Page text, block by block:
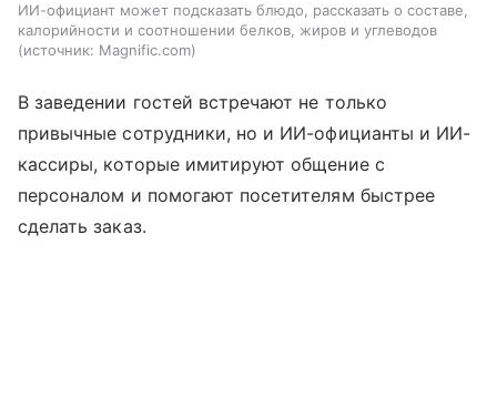
ИИ-официант может подсказать блюдо, рассказать о составе,
калорийности и соотношении белков, жиров и углеводов
источник: Magnific.com
В заведении гостей встречают не только
привычные сотрудники, но и ИИ-официанты и ИИ-
кассиры, которые имитируют общение с
персоналом и помогают посетителям быстрее
сделать заказ.